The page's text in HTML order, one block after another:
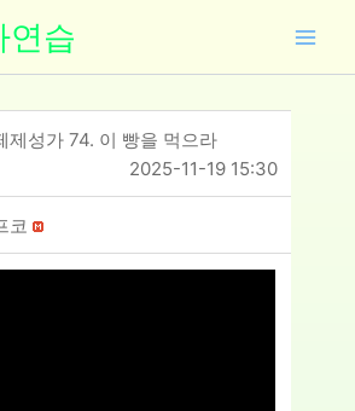
연습
제성가 74. 이 빵을 먹으라
2025-11-19 15:30
코